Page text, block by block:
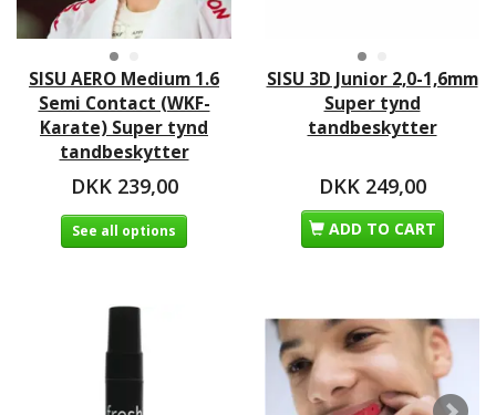
SISU AERO Medium 1.6
Semi Contact (WKF-
Karate) Super tynd
tandbeskytter
DKK 239,00
See all options
SISU 3D Junior 2,0-1,6mm
Super tynd
tandbeskytter
DKK 249,00
ADD TO CART